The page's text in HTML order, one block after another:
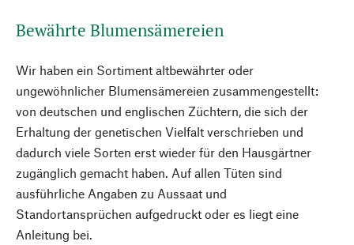
Bewährte Blumensämereien
Wir haben ein Sortiment altbewährter oder
ungewöhnlicher Blumensämereien zusammengestellt:
von deutschen und englischen Züchtern, die sich der
Erhaltung der genetischen Vielfalt verschrieben und
dadurch viele Sorten erst wieder für den Hausgärtner
zugänglich gemacht haben. Auf allen Tüten sind
ausführliche Angaben zu Aussaat und
Standortansprüchen aufgedruckt oder es liegt eine
Anleitung bei.